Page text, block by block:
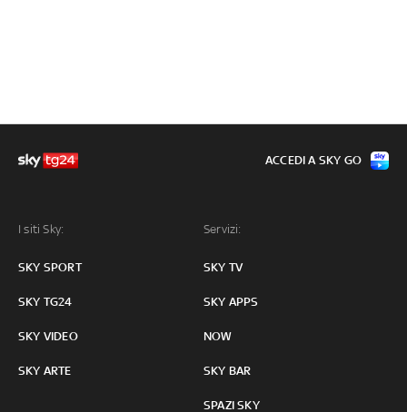
I siti Sky:
SKY SPORT
SKY TG24
SKY VIDEO
SKY ARTE
Servizi:
SKY TV
SKY APPS
NOW
SKY BAR
SPAZI SKY
ACCEDI A SKY GO